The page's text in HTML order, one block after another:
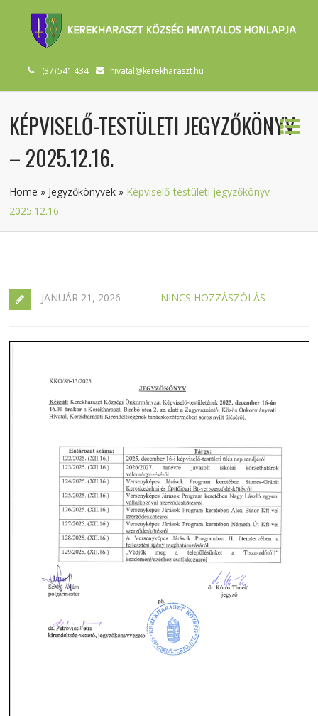
(37) 541 434 hivatal@kerekharaszt.hu
KÉPVISELŐ-TESTÜLETI JEGYZŐKÖNYV
– 2025.12.16.
Home » Jegyzőkönyvek » Képviselő-testületi jegyzőkönyv –
2025.12.16.
JANUÁR 21, 2026 NINCS HOZZÁSZÓLÁS